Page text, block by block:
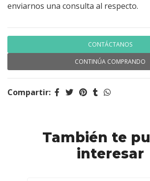
enviarnos una consulta al respecto.
CONTÁCTANOS
CONTINÚA COMPRANDO
Compartir:
También te
interesar